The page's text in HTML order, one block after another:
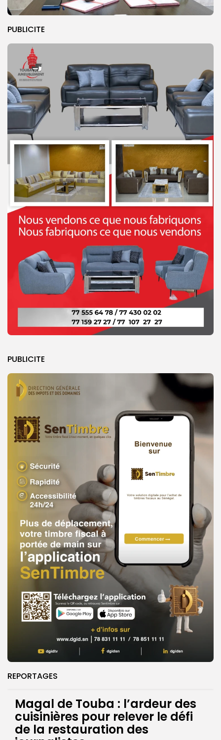
PUBLICITE
PUBLICITE
REPORTAGES
Magal de Touba : l’ardeur des
cuisinières pour relever le défi
de la restauration des